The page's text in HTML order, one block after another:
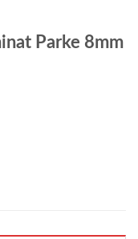
Parke 8mm